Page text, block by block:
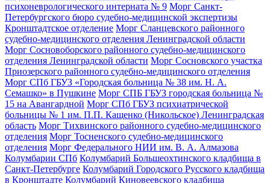
психоневрологического интерната № 9 Морг Санкт-
Петербургского бюро судебно-медицинской экспертизы
Кронштадтское отделение Морг Сланцевского районного
судебно-медицинского отделения Ленинградской области
Морг Сосновоборского районного судебно-медицинского
отделения Ленинградской области Морг Сосновского участка
Приозерского районного судебно-медицинского отделения
Морг СПб ГБУЗ «Городская больница № 38 им. Н. А.
Семашко» в Пушкине Морг СПБ ГБУЗ городская больница №
15 на Авангардной Морг СПб ГБУЗ психиатрической
больницы № 1 им. П.П. Кащенко (Никольское) Ленинградская
область Морг Тихвинского районного судебно-медицинского
отделения Морг Тосненского судебно-медицинского
отделения Морг Федерального НИИ им. В. А. Алмазова
Колумбарии СПб Колумбарий Большеохтинского кладбища в
Санкт-Петербурге Колумбарий Городского Русского кладбища
в Кронштадте Колумбарий Киновеевского кладбища